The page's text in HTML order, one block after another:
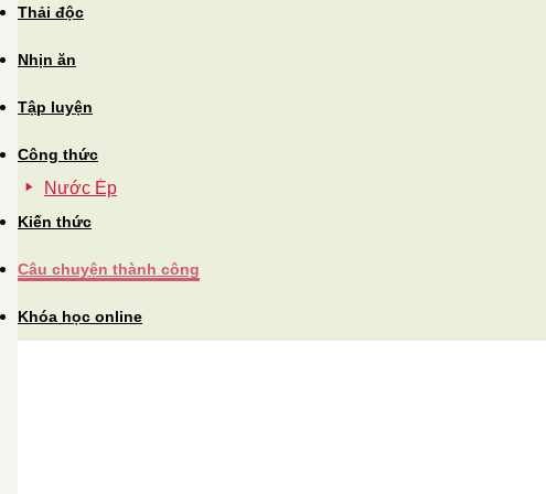
Thải độc
Nhịn ăn
Tập luyện
Công thức
Nước Ép
Kiến thức
Câu chuyện thành công
Khóa học online